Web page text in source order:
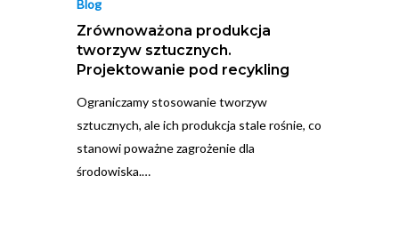
Blog
Zrównoważona produkcja
tworzyw sztucznych.
Projektowanie pod recykling
Ograniczamy stosowanie tworzyw
sztucznych, ale ich produkcja stale rośnie, co
stanowi poważne zagrożenie dla
środowiska.…